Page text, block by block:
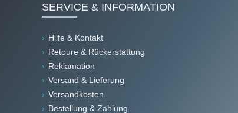
SERVICE & INFORMATION
Hilfe & Kontakt
Retoure & Rückerstattung
Reklamation
Versand & Lieferung
Versandkosten
Bestellung & Zahlung